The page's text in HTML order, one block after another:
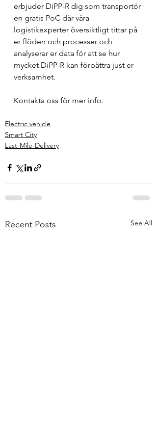
erbjuder DiPP-R dig som transportör
en gratis PoC där våra
logistikexperter översiktligt tittar på
er flöden och processer och
analyserar er data för att se hur
mycket DiPP-R kan förbättra just er
verksamhet.
Kontakta oss för mer info.
Electric vehicle
Smart City
Last-Mile-Delivery
Recent Posts See All